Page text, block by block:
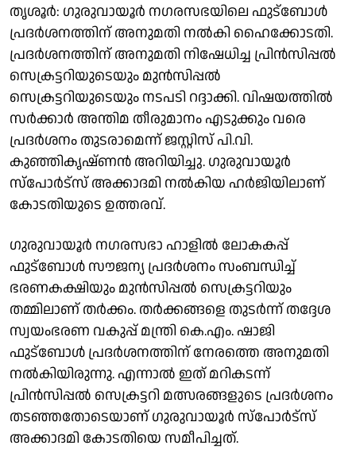
തൃശൂർ: ഗുരുവായൂർ നഗരസഭയിലെ ഫുട്ബോൾ
പ്രദർശനത്തിന് അനുമതി നൽകി ഹൈക്കോടതി.
പ്രദർശനത്തിന് അനുമതി നിഷേധിച്ച പ്രിൻസിപ്പൽ
സെക്രട്ടറിയുടെയും മുൻസിപ്പൽ
സെക്രട്ടറിയുടെയും നടപടി റദ്ദാക്കി. വിഷയത്തിൽ
സർക്കാർ അന്തിമ തീരുമാനം എടുക്കും വരെ
പ്രദർശനം തുടരാമെന്ന് ജസ്റ്റിസ് പി.വി.
കുഞ്ഞികൃഷ്ണൻ അറിയിച്ചു. ഗുരുവായൂർ
സ്പോർട്സ് അക്കാദമി നൽകിയ ഹർജിയിലാണ്
കോടതിയുടെ ഉത്തരവ്.
ഗുരുവായൂർ നഗരസഭാ ഹാളിൽ ലോകകപ്പ്
ഫുട്ബോൾ സൗജന്യ പ്രദർശനം സംബന്ധിച്ച്
ഭരണകക്ഷിയും മുൻസിപ്പൽ സെക്രട്ടറിയും
തമ്മിലാണ് തർക്കം. തർക്കങ്ങളെ തുടർന്ന് തദ്ദേശ
സ്വയംഭരണ വകുപ്പ് മന്ത്രി കെ.എം. ഷാജി
ഫുട്ബോൾ പ്രദർശനത്തിന് നേരത്തെ അനുമതി
നൽകിയിരുന്നു. എന്നാൽ ഇത് മറികടന്ന്
പ്രിൻസിപ്പൽ സെക്രട്ടറി മത്സരങ്ങളുടെ പ്രദർശനം
തടഞ്ഞതോടെയാണ് ഗുരുവായൂർ സ്പോർട്സ്
അക്കാദമി കോടതിയെ സമീപിച്ചത്.